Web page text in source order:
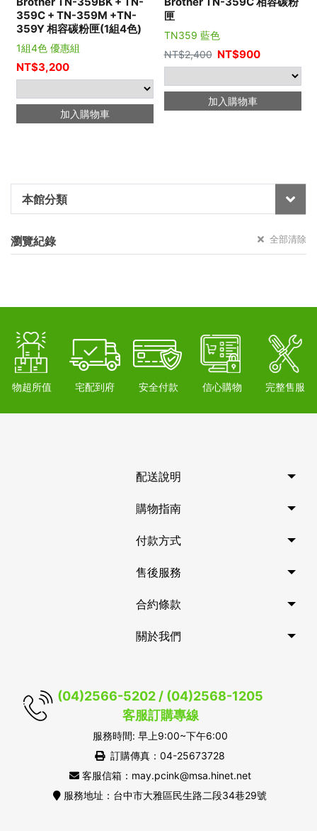
本館分類
瀏覽紀錄 全部清除
359C + TN-359M +TN-
359Y 相容碳粉匣(1組4色)
1組4色 優惠組
NT$3,200
加入購物車
匣
TN359 藍色
NT$2,400 NT$900
加入購物車
物超所值 宅配到府 安全付款 信心購物 完整售服
配送說明
購物指南
付款方式
售後服務
合約條款
關於我們
(04)2566-5202 / (04)2568-1205
客服訂購專線
服務時間: 早上9:00~下午6:00
訂購傳真：04-25673728
客服信箱：may.pcink@msa.hinet.net
服務地址：台中市大雅區民生路二段34巷29號